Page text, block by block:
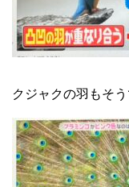
クジャクの羽もそう